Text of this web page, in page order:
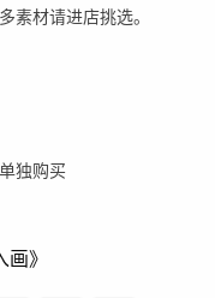
素材请进店挑选。
独购买
》